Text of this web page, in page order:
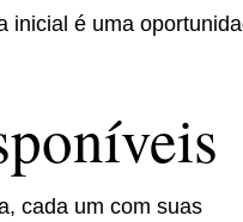
inicial é uma
cada um com suas